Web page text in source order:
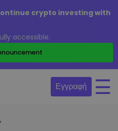
crypto investing with
accessible.
Εγγραφή